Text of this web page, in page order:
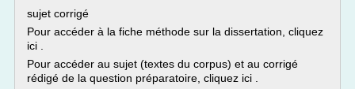
sujet corrigé
Pour accéder à la fiche méthode sur la dissertation, cliquez
ici .
Pour accéder au sujet (textes du corpus) et au corrigé
rédigé de la question préparatoire, cliquez ici .